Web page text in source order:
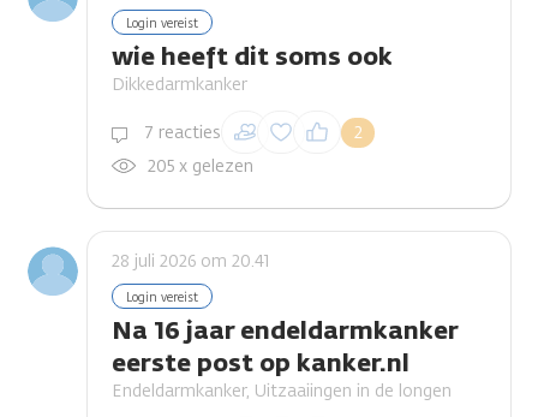
Login vereist
wie heeft dit soms ook
Dikkedarmkanker
7 reacties 2
Inloggen om een
reactie te plaatsen
205 x gelezen
28 juli 2026 om 20.41
Login vereist
Na 16 jaar endeldarmkanker
eerste post op kanker.nl
Endeldarmkanker, Uitzaaiingen in de longen